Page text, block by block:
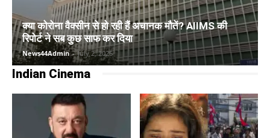
क्या कोरोना वैक्सीन से हो रही हैं अचानक मौतें? AIIMS की
रिपोर्ट ने सब कुछ साफ कर दिया
News44Admin - July 2, 2025
Indian Cinema